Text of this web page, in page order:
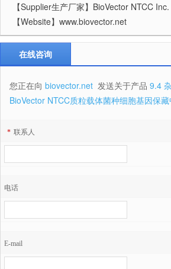
【Supplier生产厂家】BioVector NTCC Inc.
【Website】www.biovector.net
在线咨询
您正在向 biovector.net 发送关于产品 9.4
BioVector NTCC质粒载体菌种细胞基因保
* 联系人
电话
E-mail